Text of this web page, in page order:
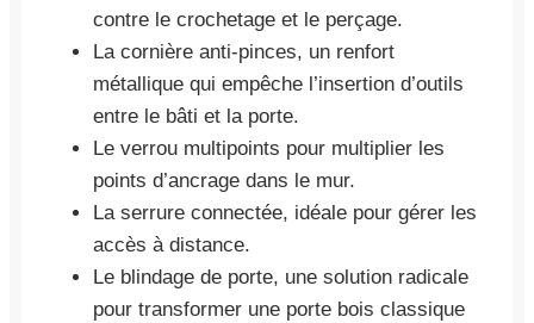
contre le crochetage et le perçage.
La cornière anti-pinces, un renfort
métallique qui empêche l’insertion d’outils
entre le bâti et la porte.
Le verrou multipoints pour multiplier les
points d’ancrage dans le mur.
La serrure connectée, idéale pour gérer les
accès à distance.
Le blindage de porte, une solution radicale
pour transformer une porte bois classique